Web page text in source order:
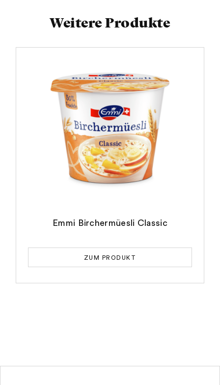
Weitere Produkte
Emmi Birchermüesli Classic
ZUM PRODUKT